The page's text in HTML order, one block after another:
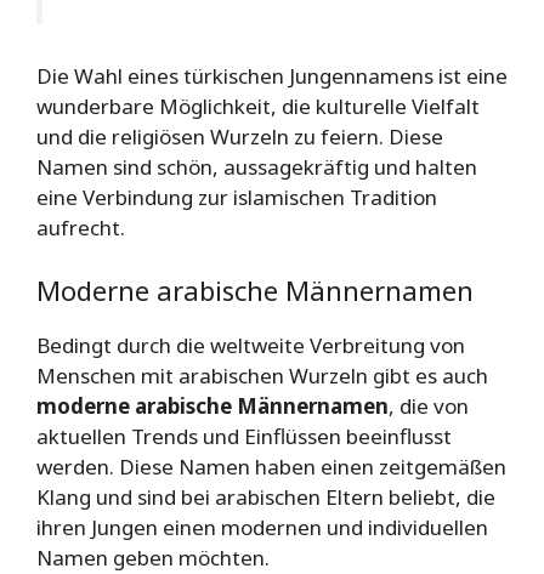
Die Wahl eines türkischen Jungennamens ist eine
wunderbare Möglichkeit, die kulturelle Vielfalt
und die religiösen Wurzeln zu feiern. Diese
Namen sind schön, aussagekräftig und halten
eine Verbindung zur islamischen Tradition
aufrecht.
Moderne arabische Männernamen
Bedingt durch die weltweite Verbreitung von
Menschen mit arabischen Wurzeln gibt es auch
moderne arabische Männernamen, die von
aktuellen Trends und Einflüssen beeinflusst
werden. Diese Namen haben einen zeitgemäßen
Klang und sind bei arabischen Eltern beliebt, die
ihren Jungen einen modernen und individuellen
Namen geben möchten.